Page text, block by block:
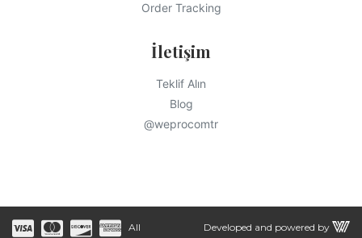
Order Tracking
İletişim
Teklif Alın
Blog
@weprocomtr
All Developed and powered by